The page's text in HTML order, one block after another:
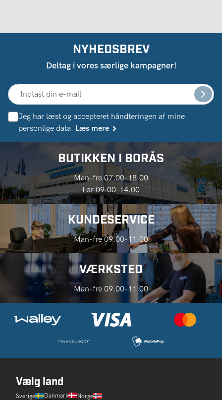
NYHEDSBREV
Deltag i vores særlige kampagner!
Jeg har læst og accepteret håndteringen af ​​mine
personlige data. Læs mere
BUTIKKEN I BORÅS
Man-fre 07.00-18.00
Lør 09.00-14.00
KUNDESERVICE
Man-fre 09.00-11.00
VÆRKSTED
Man-fre 09.00-11.00
Vælg land
Sverige Danmark Norge